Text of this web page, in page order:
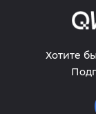
Хотите